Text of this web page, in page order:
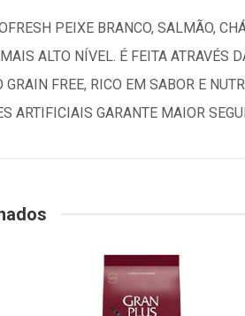
PEIXE BRANCO, SALMÃO,
ALTO NÍVEL. É FEITA ATRAVÉS
FREE, RICO EM SABOR E
ARTIFICIAIS GARANTE MAIOR